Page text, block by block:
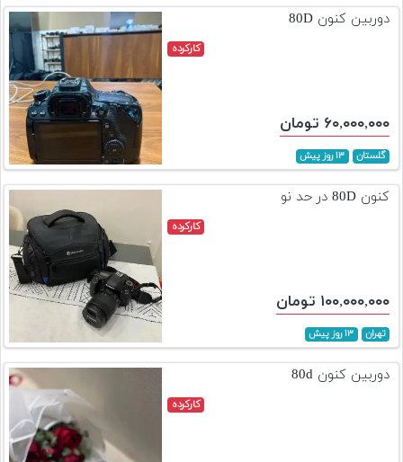
دوربین کنون 80D
کارکرده
۶۰,۰۰۰,۰۰۰ تومان
گلستان ۱۳ روز پیش
کنون 80D در حد نو
کارکرده
۱۰۰,۰۰۰,۰۰۰ تومان
تهران ۱۳ روز پیش
دوربین کنون 80d
کارکرده